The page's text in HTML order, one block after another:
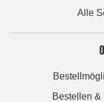
Alle
Bestellen &